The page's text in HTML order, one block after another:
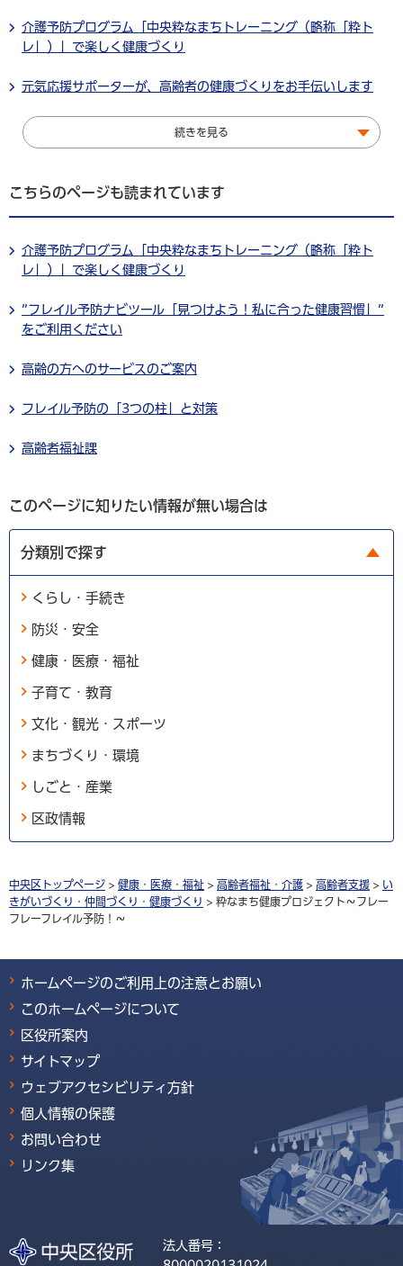
介護予防プログラム「中央粋なまちトレーニング（略称「粋ト
レ」）」で楽しく健康づくり
元気応援サポーターが、高齢者の健康づくりをお手伝いします
続きを見る
こちらのページも読まれています
介護予防プログラム「中央粋なまちトレーニング（略称「粋ト
レ」）」で楽しく健康づくり
”フレイル予防ナビツール「見つけよう！私に合った健康習慣」”
をご利用ください
高齢の方へのサービスのご案内
フレイル予防の「3つの柱」と対策
高齢者福祉課
このページに知りたい情報が無い場合は
分類別で探す
くらし・手続き
防災・安全
健康・医療・福祉
子育て・教育
文化・観光・スポーツ
まちづくり・環境
しごと・産業
区政情報
中央区トップページ > 健康・医療・福祉 > 高齢者福祉・介護 > 高齢者支援 > い
きがいづくり・仲間づくり・健康づくり > 粋なまち健康プロジェクト～フレー
フレーフレイル予防！～
ホームページのご利用上の注意とお願い
このホームページについて
区役所案内
サイトマップ
ウェブアクセシビリティ方針
個人情報の保護
お問い合わせ
リンク集
法人番号：